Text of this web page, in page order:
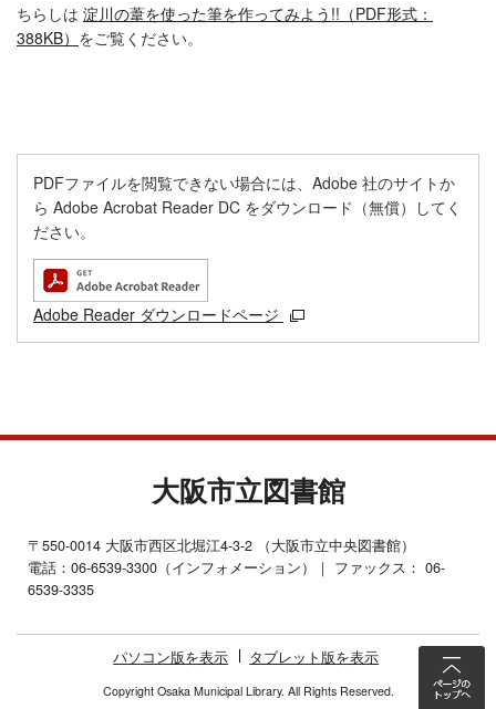
ちらしは 淀川の葦を使った筆を作ってみよう!!（PDF形式：
388KB） をご覧ください。
PDFファイルを閲覧できない場合には、Adobe 社のサイトか
ら Adobe Acrobat Reader DC をダウンロード（無償）してく
ださい。
Adobe Reader ダウンロードページ
大阪市立図書館
〒550-0014 大阪市西区北堀江4-3-2 （大阪市立中央図書館）
電話：06-6539-3300（インフォメーション）｜ ファックス： 06-
6539-3335
パソコン版を表示 タブレット版を表示
Copyright Osaka Municipal Library. All Rights Reserved.